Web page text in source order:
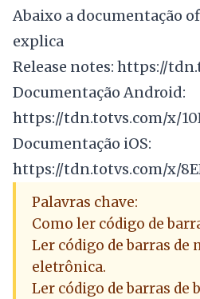
Abaixo a documentação
explica
Release notes: https://
Documentação Android:
https://tdn.totvs.com/x/
Documentação iOS:
https://tdn.totvs.com/x/
Palavras chave:
Como ler código de
Ler código de barras de
eletrônica.
Ler código de barras de